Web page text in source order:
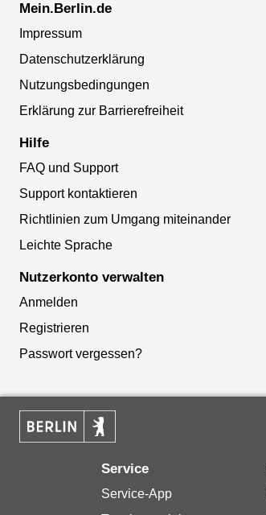
Mein.Berlin.de
Impressum
Datenschutzerklärung
Nutzungsbedingungen
Erklärung zur Barrierefreiheit
Hilfe
FAQ und Support
Support kontaktieren
Richtlinien zum Umgang miteinander
Leichte Sprache
Nutzerkonto verwalten
Anmelden
Registrieren
Passwort vergessen?
Service
Service-App